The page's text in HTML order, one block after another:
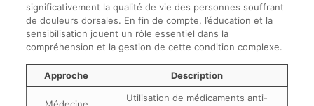
significativement la qualité de vie des personnes souffrant
de douleurs dorsales. En fin de compte, l’éducation et la
sensibilisation jouent un rôle essentiel dans la
compréhension et la gestion de cette condition complexe.
Approche Description
Médecine
Utilisation de médicaments anti-